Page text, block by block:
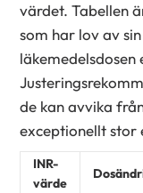
värdet. Tabellen
som har lov av
de kan avvika
exceptionellt stor
INR-
värde